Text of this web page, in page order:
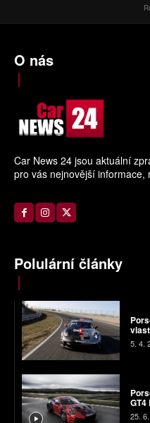
O nás
Car News 24 jsou aktuální
pro vás nejnovější informace,
Polulární články
5. 4.
GT4
25.